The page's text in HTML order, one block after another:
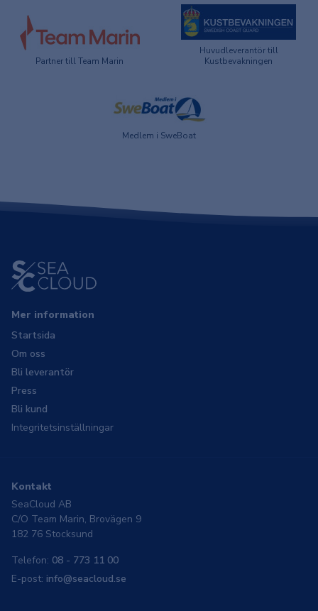
Partner till Team Marin
Huvudleverantör till
Kustbevakningen
Medlem i SweBoat
Mer information
Startsida
Om oss
Bli leverantör
Press
Bli kund
Integritetsinställningar
Kontakt
SeaCloud AB
C/O Team Marin, Brovägen 9
182 76 Stocksund
Telefon: 08 - 773 11 00
E-post: info@seacloud.se